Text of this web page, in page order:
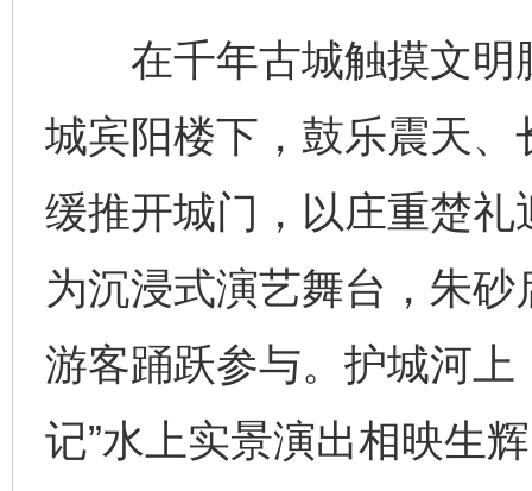
在千年古城触摸文明
城宾阳楼下，鼓乐震天
缓推开城门，以庄重楚
为沉浸式演艺舞台，朱
游客踊跃参与。护城河上
记”水上实景演出相映生